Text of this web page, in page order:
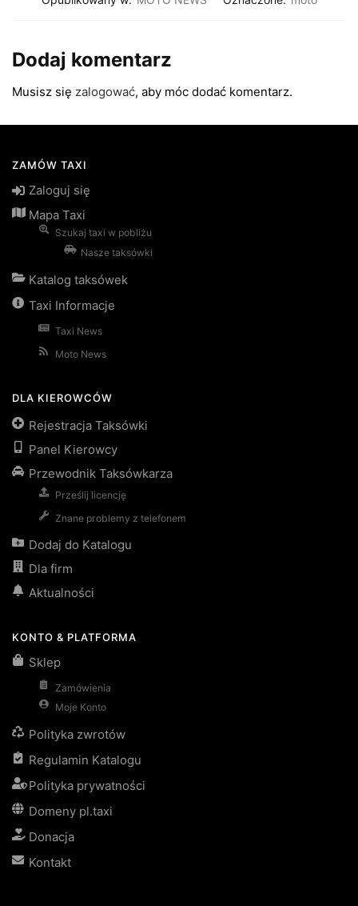
Dodaj komentarz
Musisz się zalogować, aby móc dodać komentarz.
ZAMÓW TAXI
Zaloguj się
Mapa Taxi
Szukaj taxi w pobliżu
Nasze taksówki
Katalog taksówek
Taxi Informacje
Taxi News
Moto News
DLA KIEROWCÓW
Rejestracja Taksówki
Panel Kierowcy
Przewodnik Taksówkarza
Prześlij licencję
Znane problemy z telefonem
Dodaj do Katalogu
Dla firm
Aktualności
KONTO & PLATFORMA
Sklep
Zamówienia
Moje Konto
Polityka zwrotów
Regulamin Katalogu
Polityka prywatności
Domeny pl.taxi
Donacja
Kontakt